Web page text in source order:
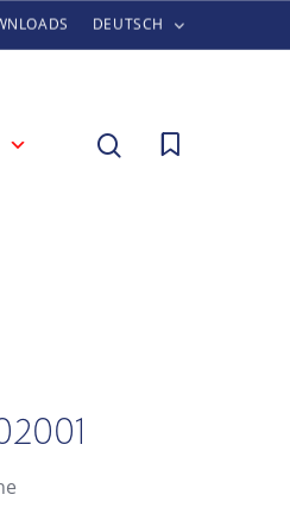
DEUTSCH
search